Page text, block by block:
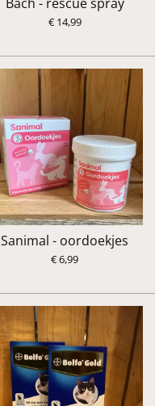
€ 14,99
Sanimal - oordoekjes
€ 6,99